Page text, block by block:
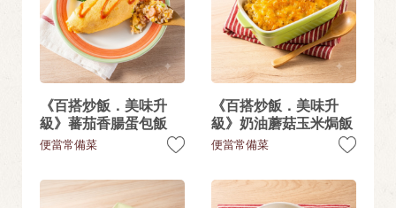
《百搭炒飯．美味升
級》蕃茄香腸蛋包飯
便當常備菜
《百搭炒飯．美味升
級》奶油蘑菇玉米焗飯
便當常備菜